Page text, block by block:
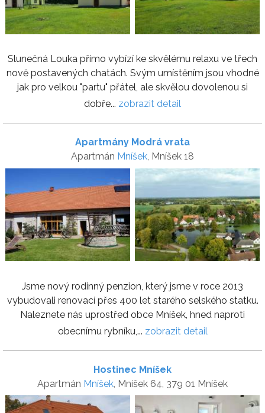
Slunečná Louka přímo vybízí ke skvělému relaxu ve třech
nově postavených chatách. Svým umístěním jsou vhodné
jak pro velkou "partu" přátel, ale skvělou dovolenou si
dobře... zobrazit detail
Apartmány Modrá vrata
Apartmán Mníšek, Mníšek 18
Jsme nový rodinný penzion, který jsme v roce 2013
vybudovali renovací přes 400 let starého selského statku.
Naleznete nás uprostřed obce Mníšek, hned naproti
obecnímu rybníku,... zobrazit detail
Hostinec Mníšek
Apartmán Mníšek , Mníšek 64, 379 01 Mníšek